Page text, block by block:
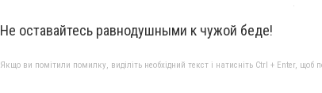
Не оставайтесь равнодушными к чужой беде!
Якщо ви помітили помилку, виділіть необхідний текст і натисніть Ctrl + Enter, щоб